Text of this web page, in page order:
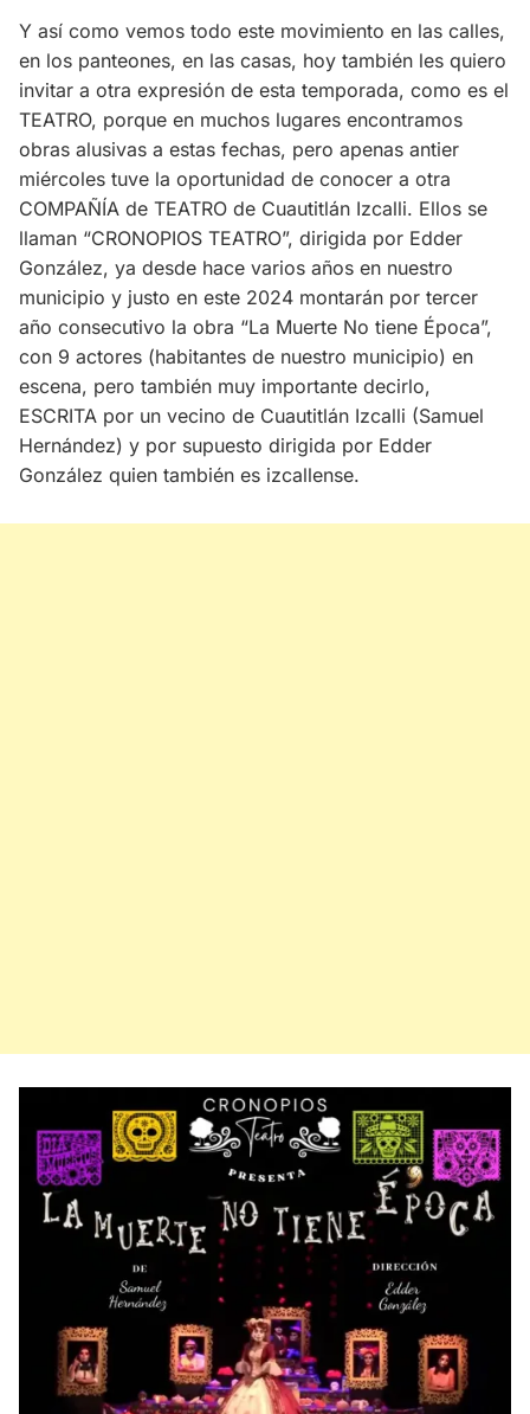
Y así como vemos todo este movimiento en las calles,
en los panteones, en las casas, hoy también les quiero
invitar a otra expresión de esta temporada, como es el
TEATRO, porque en muchos lugares encontramos
obras alusivas a estas fechas, pero apenas antier
miércoles tuve la oportunidad de conocer a otra
COMPAÑÍA de TEATRO de Cuautitlán Izcalli. Ellos se
llaman “CRONOPIOS TEATRO”, dirigida por Edder
González, ya desde hace varios años en nuestro
municipio y justo en este 2024 montarán por tercer
año consecutivo la obra “La Muerte No tiene Época”,
con 9 actores (habitantes de nuestro municipio) en
escena, pero también muy importante decirlo,
ESCRITA por un vecino de Cuautitlán Izcalli (Samuel
Hernández) y por supuesto dirigida por Edder
González quien también es izcallense.